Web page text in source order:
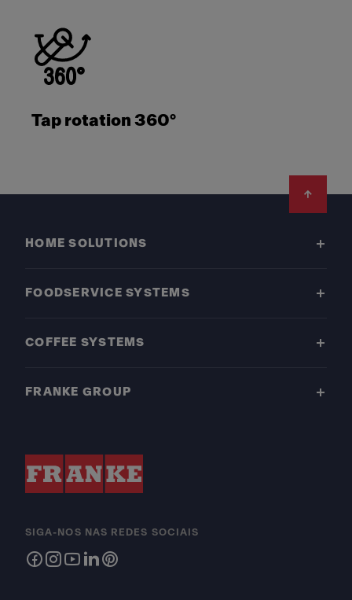
Tap rotation 360°
HOME SOLUTIONS
FOODSERVICE SYSTEMS
COFFEE SYSTEMS
FRANKE GROUP
SIGA-NOS NAS REDES SOCIAIS